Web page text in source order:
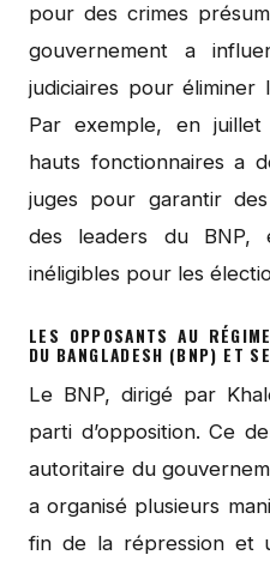
pour des crimes
gouvernement a
judiciaires pour éliminer
Par exemple, en
hauts fonctionnaires a
juges pour garantir
des leaders du
inéligibles pour les
LES OPPOSANTS AU
DU BANGLADESH (BNP) ET
Le BNP, dirigé par
parti d’opposition. Ce
autoritaire du
a organisé plusieurs
fin de la répression et